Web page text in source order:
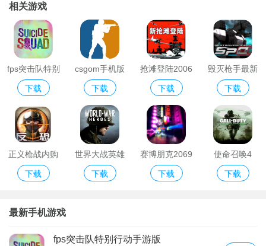
相关游戏
fps突击队特别
行动手游版
下载
csgom手机版
手机游戏
下载
抢滩登陆2006
手机版单机版
下载
毁灭枪手最新
版
下载
正义枪战内购
破解版
下载
世界大战英雄
下载
赛博朋克2069
手机游戏
下载
使命召唤4
下载
最新手机游戏
fps突击队特别行动手游版